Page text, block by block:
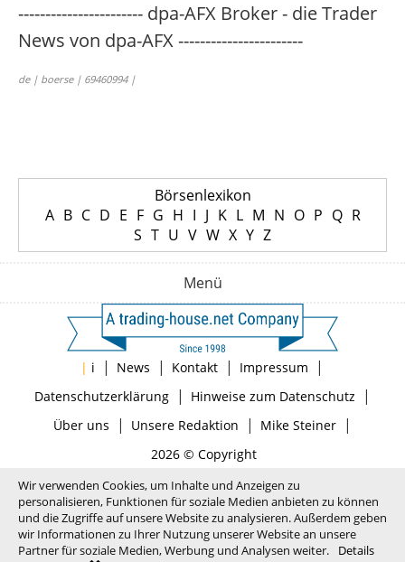
----------------------- dpa-AFX Broker - die Trader
News von dpa-AFX -----------------------
de | boerse | 69460994 |
Börsenlexikon
A B C D E F G H I J K L M N O P Q R
S T U V W X Y Z
Menü
| i | News | Kontakt | Impressum |
Datenschutzerklärung| Hinweise zum Datenschutz |
Über uns | Unsere Redaktion | Mike Steiner|
2026 © Copyright
Wir verwenden Cookies, um Inhalte und Anzeigen zu
personalisieren, Funktionen für soziale Medien anbieten zu können
und die Zugriffe auf unsere Website zu analysieren. Außerdem geben
wir Informationen zu Ihrer Nutzung unserer Website an unsere
Partner für soziale Medien, Werbung und Analysen weiter.
Details